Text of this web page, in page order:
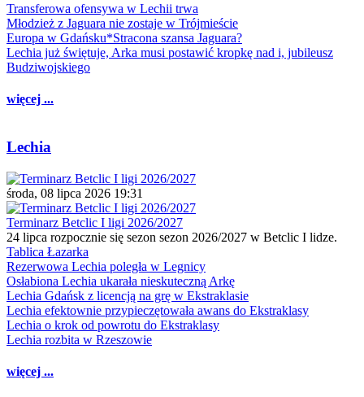
Transferowa ofensywa w Lechii trwa
Młodzież z Jaguara nie zostaje w Trójmieście
Europa w Gdańsku*Stracona szansa Jaguara?
Lechia już świętuje, Arka musi postawić kropkę nad i, jubileusz
Budziwojskiego
więcej ...
Lechia
środa, 08 lipca 2026 19:31
Terminarz Betclic I ligi 2026/2027
24 lipca rozpocznie się sezon sezon 2026/2027 w Betclic I lidze.
Tablica Łazarka
Rezerwowa Lechia poległa w Legnicy
Osłabiona Lechia ukarała nieskuteczną Arkę
Lechia Gdańsk z licencją na grę w Ekstraklasie
Lechia efektownie przypieczętowała awans do Ekstraklasy
Lechia o krok od powrotu do Ekstraklasy
Lechia rozbita w Rzeszowie
więcej ...